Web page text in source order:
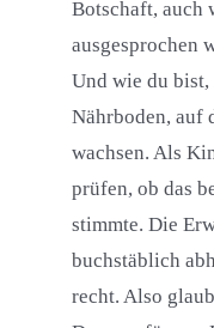
Botschaft, auch
ausgesprochen
Und wie du
Nährboden, auf
wachsen. Als
prüfen, ob das
stimmte. Die
buchstäblich
recht. Also